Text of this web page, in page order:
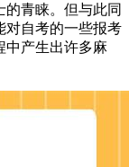
青睐。但与此同
对自考的一些报考
中产生出许多麻